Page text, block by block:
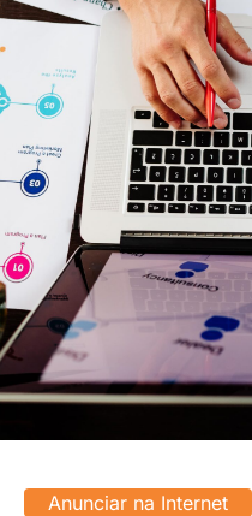
Anunciar na Internet